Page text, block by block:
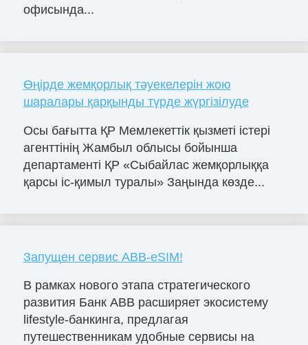
офисында...
Өңірде жемқорлық тәуекелерін жою
шаралары қарқынды түрде жүргізілуде
Осы бағытта ҚР Мемлекеттік қызметі істері
агенттінің Жамбыл облысы бойынша
департаменті ҚР «Сыбайлас жемқорлыққа
қарсы іс-қимыл туралы» Заңында көзде...
Запущен сервис ABB-eSIM!
В рамках нового этапа стратегического
развития Банк ABB расширяет экосистему
lifestyle-банкинга, предлагая
путешественникам удобные сервисы на